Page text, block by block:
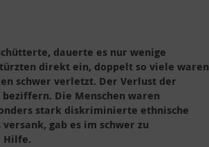
dauerte es nur wenige
direkt ein, doppelt so viele waren
schwer verletzt. Der Verlust der
Die Menschen waren
stark diskriminierte ethnische
gab es im schwer zu
Hilfe.